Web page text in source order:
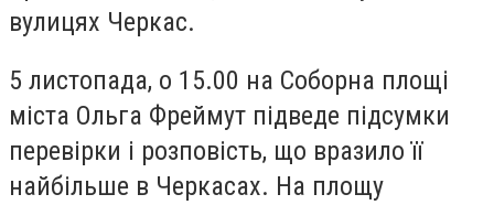
вулицях Черкас.
5 листопада, о 15.00 на Соборна площі
міста Ольга Фреймут підведе підсумки
перевірки і розповість, що вразило її
найбільше в Черкасах. На площу